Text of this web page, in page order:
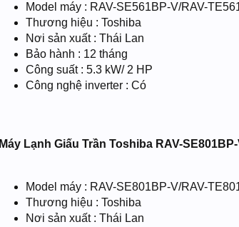
Model máy : RAV-SE561BP-V/RAV-
Thương hiệu : Toshiba
Nơi sản xuất : Thái Lan
Bảo hành : 12 tháng
Công suất : 5.3 kW/ 2 HP
Công nghệ inverter : Có
Máy Lạnh Giấu Trần Toshiba RAV-
Model máy : RAV-SE801BP-V/RAV-
Thương hiệu : Toshiba
Nơi sản xuất : Thái Lan